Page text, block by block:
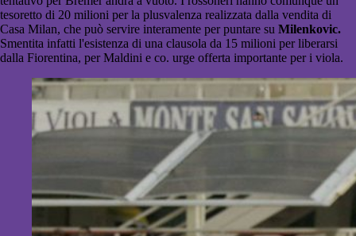
tesoretto di 20 milioni per la plusvalenza realizzata dalla vendita di
Casa Milan, che può servire interamente per puntare su Milenkovic.
Smentita infatti l'esistenza di una clausola da 15 milioni per liberarsi
dalla Fiorentina, per Maldini e co. urge offerta importante per i viola.